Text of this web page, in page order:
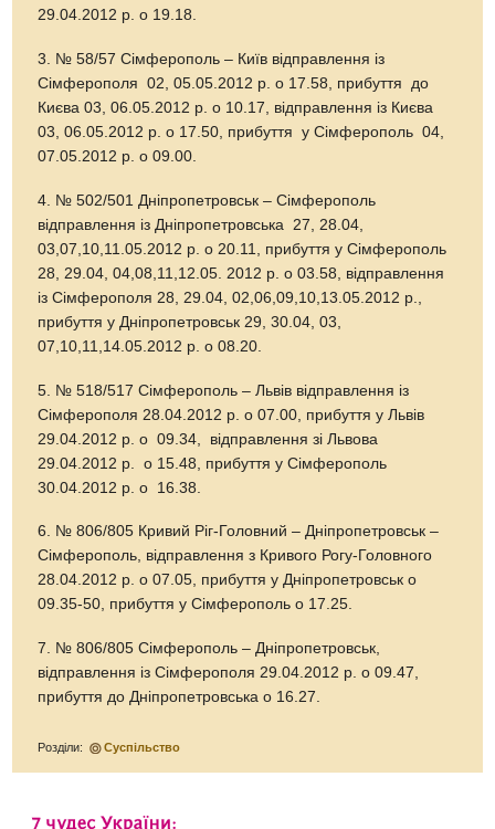
29.04.2012 р. о 19.18.
3. № 58/57 Сімферополь – Київ відправлення із
Сімферополя 02, 05.05.2012 р. о 17.58, прибуття до
Києва 03, 06.05.2012 р. о 10.17, відправлення із Києва
03, 06.05.2012 р. о 17.50, прибуття у Сімферополь 04,
07.05.2012 р. о 09.00.
4. № 502/501 Дніпропетровськ – Сімферополь
відправлення із Дніпропетровська 27, 28.04,
03,07,10,11.05.2012 р. о 20.11, прибуття у Сімферополь
28, 29.04, 04,08,11,12.05. 2012 р. о 03.58, відправлення
із Сімферополя 28, 29.04, 02,06,09,10,13.05.2012 р.,
прибуття у Дніпропетровськ 29, 30.04, 03,
07,10,11,14.05.2012 р. о 08.20.
5. № 518/517 Сімферополь – Львів відправлення із
Сімферополя 28.04.2012 р. о 07.00, прибуття у Львів
29.04.2012 р. о 09.34, відправлення зі Львова
29.04.2012 р. о 15.48, прибуття у Сімферополь
30.04.2012 р. о 16.38.
6. № 806/805 Кривий Ріг-Головний – Дніпропетровськ –
Сімферополь, відправлення з Кривого Рогу-Головного
28.04.2012 р. о 07.05, прибуття у Дніпропетровськ о
09.35-50, прибуття у Сімферополь о 17.25.
7. № 806/805 Сімферополь – Дніпропетровськ,
відправлення із Сімферополя 29.04.2012 р. о 09.47,
прибуття до Дніпропетровська о 16.27.
Розділи: Суспільство